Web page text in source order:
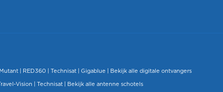
Mutant | RED360 | Technisat Gigablue Bekijk alle digitale ontvangers
Vision Technisat Bekijk alle antenne schotels